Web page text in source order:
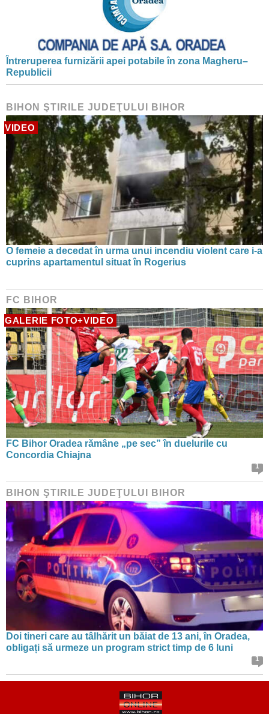
Întreruperea furnizării apei potabile în zona Magheru–
Republicii
BIHON ŞTIRILE JUDEŢULUI BIHOR
VIDEO
O femeie a decedat în urma unui incendiu violent care i-a
cuprins apartamentul situat în Rogerius
FC BIHOR
GALERIE FOTO+VIDEO
FC Bihor Oradea rămâne „pe sec” în duelurile cu
Concordia Chiajna
1
BIHON ŞTIRILE JUDEŢULUI BIHOR
Doi tineri care au tâlhărit un băiat de 13 ani, în Oradea,
obligați să urmeze un program strict timp de 6 luni
1